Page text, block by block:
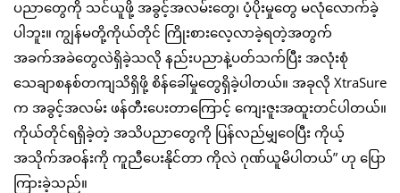
ပညာတွေကို သင်ယူဖို့ အခွင့်အလမ်းတွေ၊ ပံ့ပိုးမှုတွေ မလုံလောက်ခဲ့
ပါဘူး။ ကျွန်မတို့ကိုယ်တိုင် ကြိုးစားလေ့လာခဲ့ရတဲ့အတွက်
အခက်အခဲတွေလဲရှိခဲ့သလို နည်းပညာနဲ့ပတ်သက်ပြီး အလုံးစုံ
သေချာစနစ်တကျသိရှိဖို့ စိန်ခေါ်မှုတွေရှိခဲ့ပါတယ်။ အခုလို XtraSure
က အခွင့်အလမ်း ဖန်တီးပေးတာကြောင့် ကျေးဇူးအထူးတင်ပါတယ်။
ကိုယ်တိုင်ရရှိခဲ့တဲ့ အသိပညာတွေကို ပြန်လည်မျှဝေပြီး ကိုယ့်
အသိုက်အဝန်းကို ကူညီပေးနိုင်တာ ကိုလဲ ဂုဏ်ယူမိပါတယ်” ဟု ပြော
ကြားခဲ့သည်။